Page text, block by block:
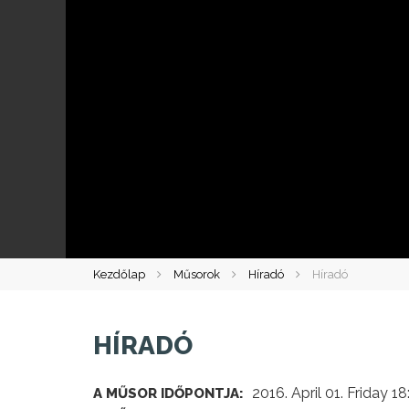
Kezdőlap Műsorok Híradó Híradó
HÍRADÓ
A MŰSOR IDŐPONTJA: 2016. April 01. Friday